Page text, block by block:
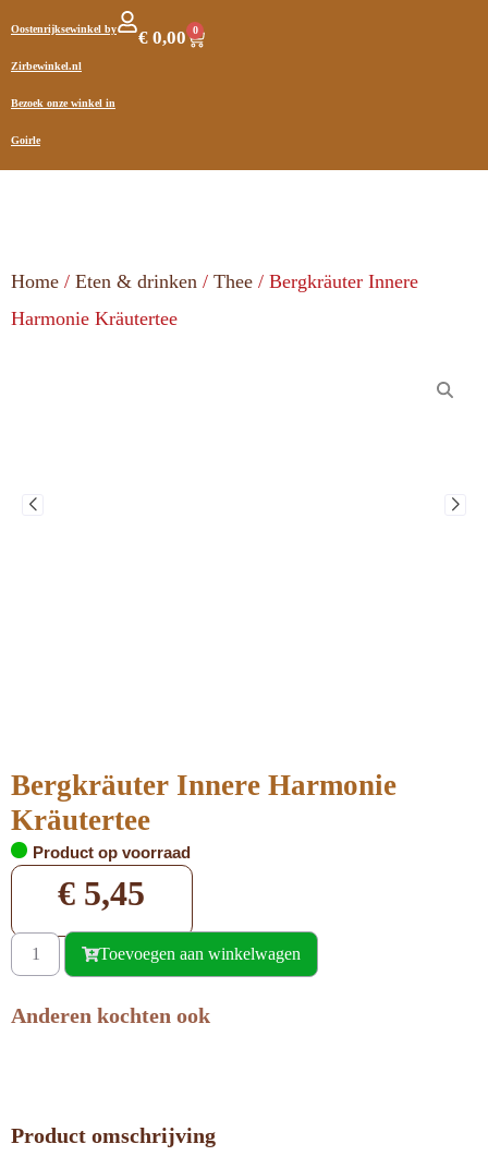
Oostenrijksewinkel by
Zirbewinkel.nl
Bezoek onze winkel in
Goirle
€ 0,00 0
Home / Eten & drinken / Thee / Bergkräuter Innere
Harmonie Kräutertee
Bergkräuter Innere Harmonie
Kräutertee
Product op voorraad
€ 5,45
Toevoegen aan winkelwagen
Anderen kochten ook
Product omschrijving